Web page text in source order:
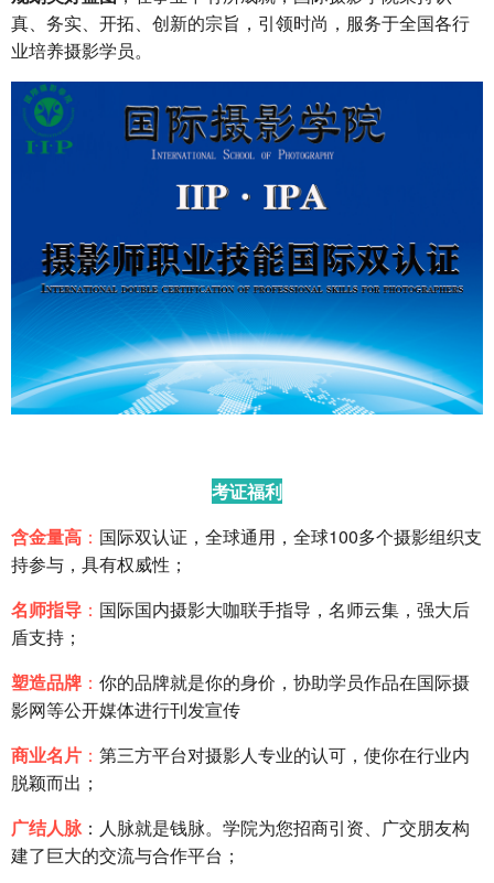
真、务实、开拓、创新的宗旨，引领时尚，服务于全国各行
业培养摄影学员。
考证福利
含金量高 ： 国际双认证，全球通用，全球100多个摄影组织支
持参与，具有权威性；
名师指导 ： 国际国内摄影大咖联手指导，名师云集，强大后
盾支持；
塑造品牌 ： 你的品牌就是你的身价，协助学员作品在国际摄
影网等公开媒体进行刊发宣传
商业名片 ： 第三方平台对摄影人专业的认可，使你在行业内
脱颖而出；
广结人脉：人脉就是钱脉。学院为您招商引资、广交朋友构
建了巨大的交流与合作平台；